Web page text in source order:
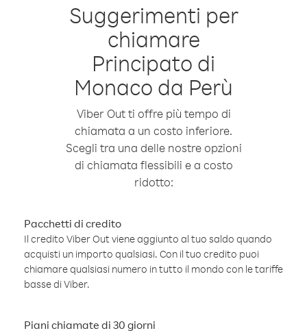
Suggerimenti per
chiamare
Principato di
Monaco da Perù
Viber Out ti offre più tempo di
chiamata a un costo inferiore.
Scegli tra una delle nostre opzioni
di chiamata flessibili e a costo
ridotto:
Pacchetti di credito
Il credito Viber Out viene aggiunto al tuo saldo quando
acquisti un importo qualsiasi. Con il tuo credito puoi
chiamare qualsiasi numero in tutto il mondo con le tariffe
basse di Viber.
Piani chiamate di 30 giorni